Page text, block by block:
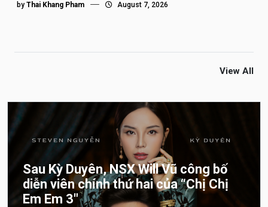
by Thai Khang Pham August 7, 2026
View All
Sau Kỳ Duyên, NSX Will Vũ công bố
diễn viên chính thứ hai của “Chị Chị
Em Em 3″